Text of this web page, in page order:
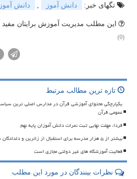
تگهای خبر:
دانش آموز , دانش
این مطلب مدیریت آموزش برایتان مفید
(0)
تازه ترین مطالب مرتبط
یکپارچگی محتوای آموزشی قرآن در مدارس اصلی ترین
عمومی قرآن
فردا، مهلت نهایی ثبت نمرات دانش آموزان پایه نهم
بیشتر از ۵ هزار مدرسه برای استقبال از زائرین و دلدادگان شهید آماده شد
فعالیت آموزشگاه های غیر دولتی مجازی است
نظرات بینندگان در مورد این مطلب